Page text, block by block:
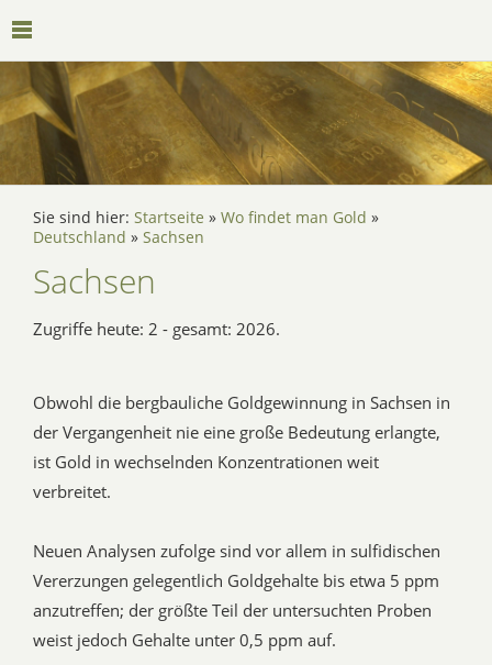
Sie sind hier: Startseite » Wo findet man Gold »
Deutschland » Sachsen
Sachsen
Zugriffe heute: 2 - gesamt: 2026.
Obwohl die bergbauliche Goldgewinnung in Sachsen in
der Vergangenheit nie eine große Bedeutung erlangte,
ist Gold in wechselnden Konzentrationen weit
verbreitet.
Neuen Analysen zufolge sind vor allem in sulfidischen
Vererzungen gelegentlich Goldgehalte bis etwa 5 ppm
anzutreffen; der größte Teil der untersuchten Proben
weist jedoch Gehalte unter 0,5 ppm auf.